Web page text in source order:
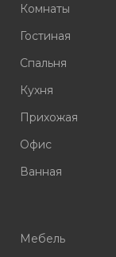
Комнаты
Гостиная
Спальня
Кухня
Прихожая
Офис
Ванная
Мебель